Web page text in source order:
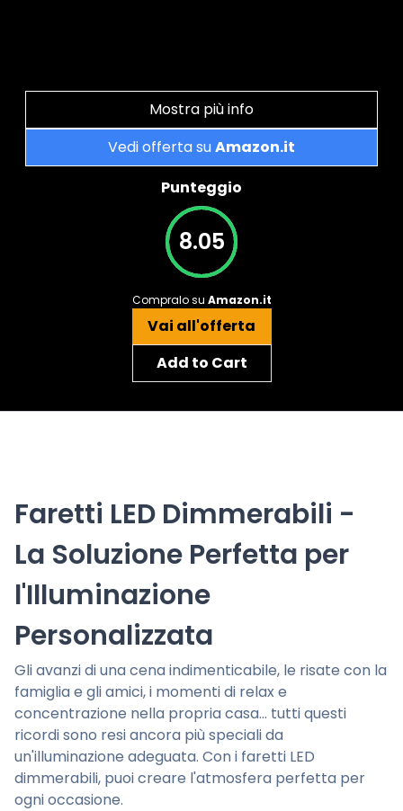
Mostra più info
Vedi offerta suAmazon.it
Punteggio
8.05
Compralo su Amazon.it
Vai all'offerta
Add to Cart
Faretti LED Dimmerabili -
La Soluzione Perfetta per
l'Illuminazione
Personalizzata
Gli avanzi di una cena indimenticabile, le risate con la
famiglia e gli amici, i momenti di relax e
concentrazione nella propria casa... tutti questi
ricordi sono resi ancora più speciali da
un'illuminazione adeguata. Con i faretti LED
dimmerabili, puoi creare l'atmosfera perfetta per
ogni occasione.